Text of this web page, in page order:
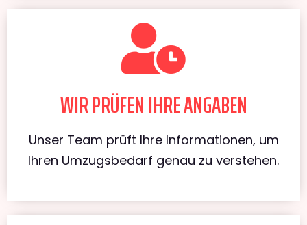
WIR PRÜFEN IHRE ANGABEN
Unser Team prüft Ihre Informationen, um
Ihren Umzugsbedarf genau zu verstehen.